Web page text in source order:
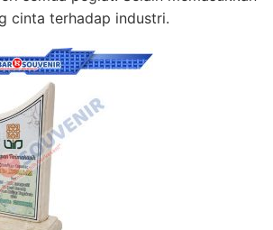
cinta terhadap industri.